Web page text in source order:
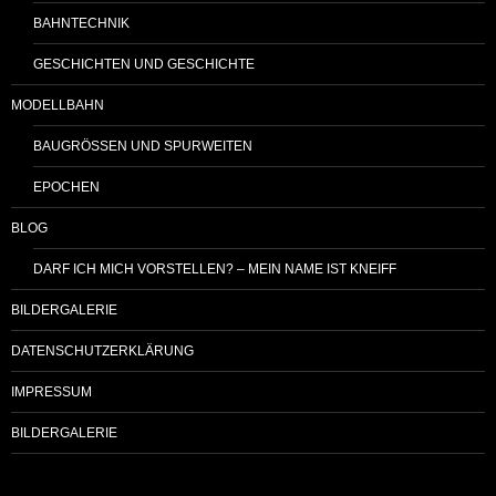
BAHNTECHNIK
GESCHICHTEN UND GESCHICHTE
MODELLBAHN
BAUGRÖSSEN UND SPURWEITEN
EPOCHEN
BLOG
DARF ICH MICH VORSTELLEN? – MEIN NAME IST KNEIFF
BILDERGALERIE
DATENSCHUTZERKLÄRUNG
IMPRESSUM
BILDERGALERIE